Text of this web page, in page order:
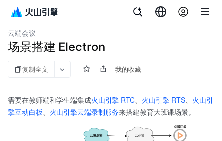
实时音视频
云端会议
场景搭建 Electron
复制全文 我的收藏
需要在教师端和学生端集成火山引擎 RTC、 火山引擎 RTS、 火山引
擎互动白板、 火山引擎云端录制服务来搭建教育大班课场景。